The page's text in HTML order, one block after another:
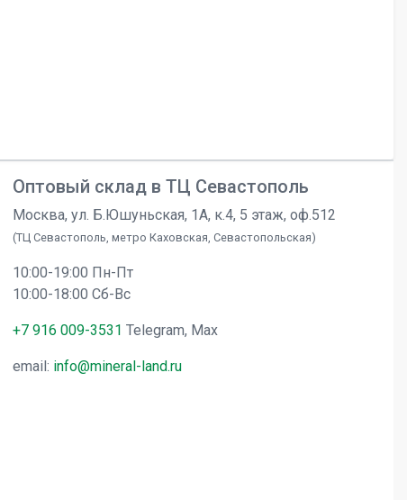
Оптовый склад в ТЦ Севастополь
Москва, ул. Б.Юшуньская, 1А, к.4, 5 этаж, оф.512
(ТЦ Севастополь, метро Каховская, Севастопольская)
10:00-19:00 Пн-Пт
10:00-18:00 Сб-Вс
+7 916 009-3531 Telegram, Max
email: info@mineral-land.ru